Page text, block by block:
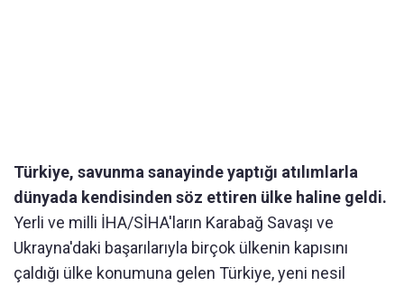
Türkiye, savunma sanayinde yaptığı atılımlarla
dünyada kendisinden söz ettiren ülke haline geldi.
Yerli ve milli İHA/SİHA'ların Karabağ Savaşı ve
Ukrayna'daki başarılarıyla birçok ülkenin kapısını
çaldığı ülke konumuna gelen Türkiye, yeni nesil